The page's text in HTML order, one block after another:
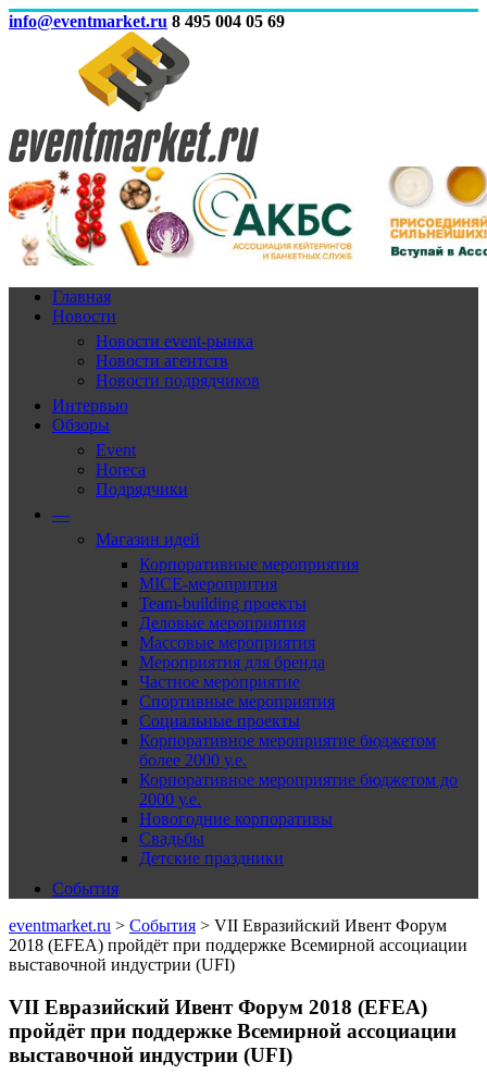
info@eventmarket.ru 8 495 004 05 69
Главная
Новости
Новости event-рынка
Новости агентств
Новости подрядчиков
Интервью
Обзоры
Event
Horeca
Подрядчики
—
Магазин идей
Корпоративные мероприятия
MICE-меропрития
Team-building проекты
Деловые мероприятия
Массовые мероприятия
Мероприятия для бренда
Частное мероприятие
Спортивные мероприятия
Социальные проекты
Корпоративное мероприятие бюджетом
более 2000 у.е.
Корпоративное мероприятие бюджетом до
2000 у.е.
Новогодние корпоративы
Свадьбы
Детские праздники
События
eventmarket.ru > События > VII Евразийский Ивент Форум
2018 (EFEA) пройдёт при поддержке Всемирной ассоциации
выставочной индустрии (UFI)
VII Евразийский Ивент Форум 2018 (EFEA)
пройдёт при поддержке Всемирной ассоциации
выставочной индустрии (UFI)